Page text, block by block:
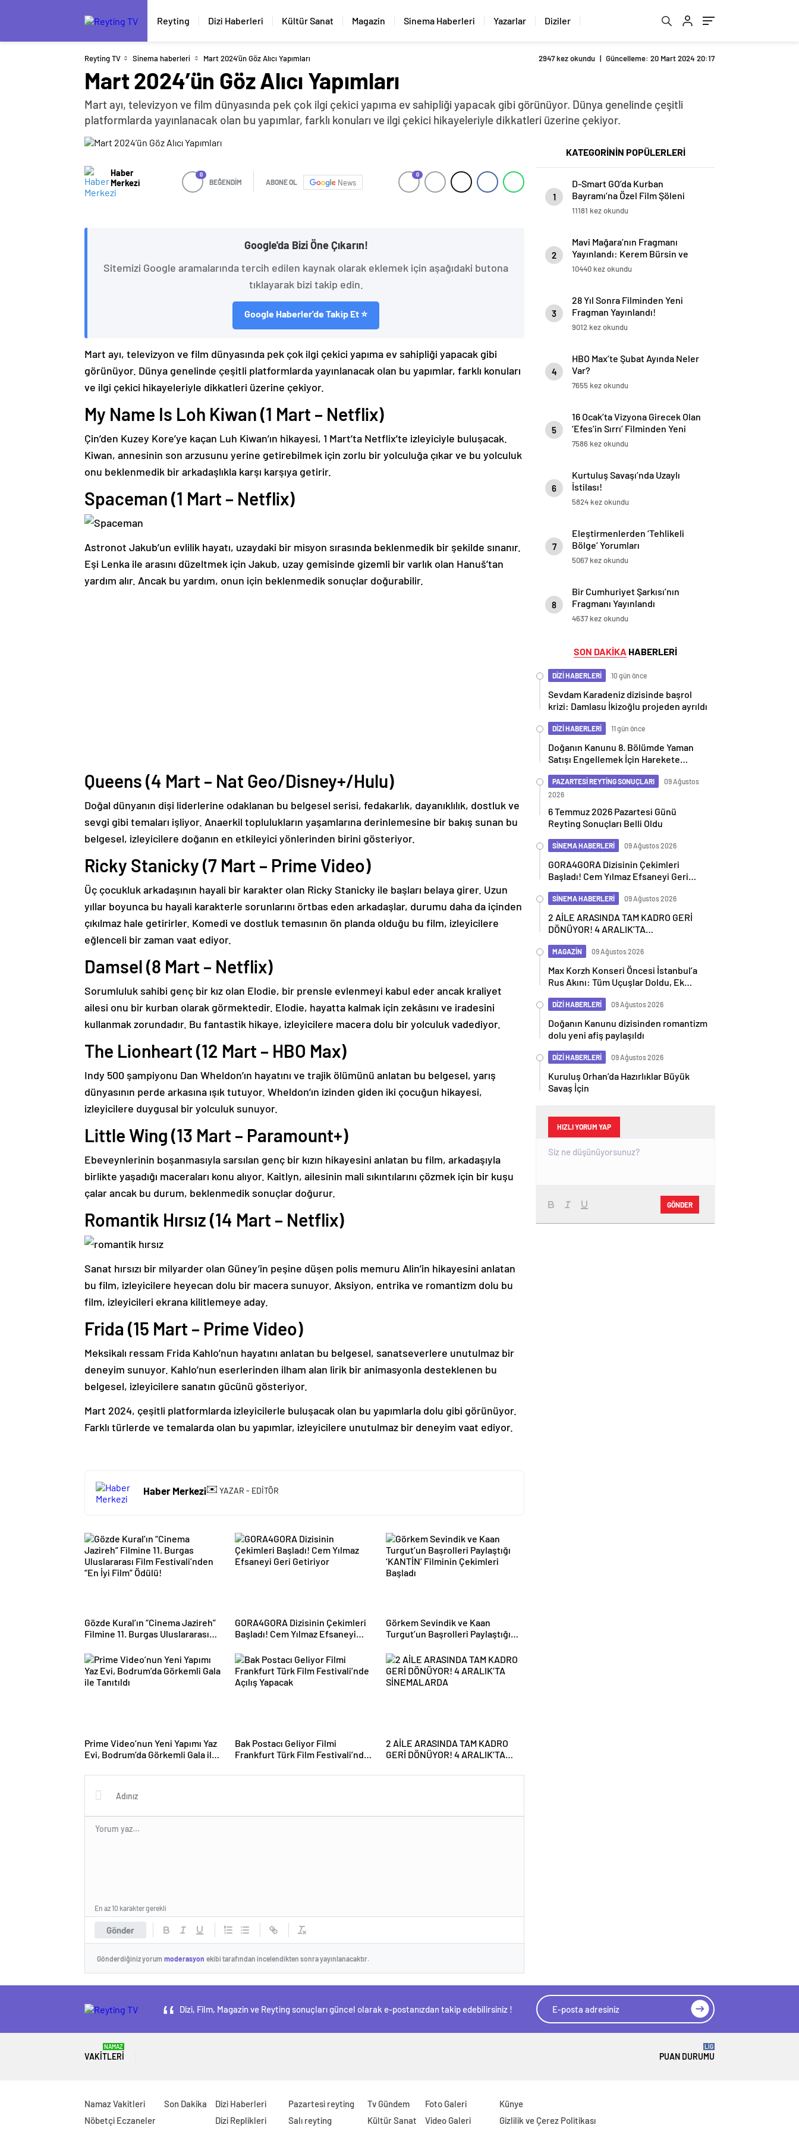
Reyting Dizi Haberleri Kültür Sanat Magazin Sinema Haberleri Yazarlar Diziler
Reyting TV Sinema haberleri Mart 2024’ün Göz Alıcı Yapımları 2947 kez okundu | Güncelleme: 20 Mart 2024 20:17
Mart 2024’ün Göz Alıcı Yapımları
Mart ayı, televizyon ve film dünyasında pek çok ilgi çekici yapıma ev sahipliği yapacak gibi görünüyor. Dünya genelinde çeşitli
platformlarda yayınlanacak olan bu yapımlar, farklı konuları ve ilgi çekici hikayeleriyle dikkatleri üzerine çekiyor.
Haber
Merkezi
0
BEĞENDİM ABONE OL News
0
Google'da Bizi Öne Çıkarın!
Sitemizi Google aramalarında tercih edilen kaynak olarak eklemek için aşağıdaki butona
tıklayarak bizi takip edin.
Google Haberler'de Takip Et ⭐
Mart ayı, televizyon ve film dünyasında pek çok ilgi çekici yapıma ev sahipliği yapacak gibi
görünüyor. Dünya genelinde çeşitli platformlarda yayınlanacak olan bu yapımlar, farklı konuları
ve ilgi çekici hikayeleriyle dikkatleri üzerine çekiyor.
My Name Is Loh Kiwan (1 Mart – Netflix)
Çin’den Kuzey Kore’ye kaçan Luh Kiwan’ın hikayesi, 1 Mart’ta Netflix’te izleyiciyle buluşacak.
Kiwan, annesinin son arzusunu yerine getirebilmek için zorlu bir yolculuğa çıkar ve bu yolculuk
onu beklenmedik bir arkadaşlıkla karşı karşıya getirir.
Spaceman (1 Mart – Netflix)
Astronot Jakub’un evlilik hayatı, uzaydaki bir misyon sırasında beklenmedik bir şekilde sınanır.
Eşi Lenka ile arasını düzeltmek için Jakub, uzay gemisinde gizemli bir varlık olan Hanuš’tan
yardım alır. Ancak bu yardım, onun için beklenmedik sonuçlar doğurabilir.
Queens (4 Mart – Nat Geo/Disney+/Hulu)
Doğal dünyanın dişi liderlerine odaklanan bu belgesel serisi, fedakarlık, dayanıklılık, dostluk ve
sevgi gibi temaları işliyor. Anaerkil toplulukların yaşamlarına derinlemesine bir bakış sunan bu
belgesel, izleyicilere doğanın en etkileyici yönlerinden birini gösteriyor.
Ricky Stanicky (7 Mart – Prime Video)
Üç çocukluk arkadaşının hayali bir karakter olan Ricky Stanicky ile başları belaya girer. Uzun
yıllar boyunca bu hayali karakterle sorunlarını örtbas eden arkadaşlar, durumu daha da içinden
çıkılmaz hale getirirler. Komedi ve dostluk temasının ön planda olduğu bu film, izleyicilere
eğlenceli bir zaman vaat ediyor.
Damsel (8 Mart – Netflix)
Sorumluluk sahibi genç bir kız olan Elodie, bir prensle evlenmeyi kabul eder ancak kraliyet
ailesi onu bir kurban olarak görmektedir. Elodie, hayatta kalmak için zekâsını ve iradesini
kullanmak zorundadır. Bu fantastik hikaye, izleyicilere macera dolu bir yolculuk vadediyor.
The Lionheart (12 Mart – HBO Max)
Indy 500 şampiyonu Dan Wheldon’ın hayatını ve trajik ölümünü anlatan bu belgesel, yarış
dünyasının perde arkasına ışık tutuyor. Wheldon’ın izinden giden iki çocuğun hikayesi,
izleyicilere duygusal bir yolculuk sunuyor.
Little Wing (13 Mart – Paramount+)
Ebeveynlerinin boşanmasıyla sarsılan genç bir kızın hikayesini anlatan bu film, arkadaşıyla
birlikte yaşadığı maceraları konu alıyor. Kaitlyn, ailesinin mali sıkıntılarını çözmek için bir kuşu
çalar ancak bu durum, beklenmedik sonuçlar doğurur.
Romantik Hırsız (14 Mart – Netflix)
Sanat hırsızı bir milyarder olan Güney’in peşine düşen polis memuru Alin’in hikayesini anlatan
bu film, izleyicilere heyecan dolu bir macera sunuyor. Aksiyon, entrika ve romantizm dolu bu
film, izleyicileri ekrana kilitlemeye aday.
Frida (15 Mart – Prime Video)
Meksikalı ressam Frida Kahlo’nun hayatını anlatan bu belgesel, sanatseverlere unutulmaz bir
deneyim sunuyor. Kahlo’nun eserlerinden ilham alan lirik bir animasyonla desteklenen bu
belgesel, izleyicilere sanatın gücünü gösteriyor.
Mart 2024, çeşitli platformlarda izleyicilerle buluşacak olan bu yapımlarla dolu gibi görünüyor.
Farklı türlerde ve temalarda olan bu yapımlar, izleyicilere unutulmaz bir deneyim vaat ediyor.
Haber Merkezi✉️ YAZAR - EDİTÖR
Gözde Kural’ın “Cinema Jazireh”
Filmine 11. Burgas Uluslararası
Ödülü!
GORA4GORA Dizisinin Çekimleri
Başladı! Cem Yılmaz Efsaneyi
Görkem Sevindik ve Kaan
Turgut’un Başrolleri Paylaştığı
Başladı
Prime Video’nun Yeni Yapımı Yaz
Evi, Bodrum’da Görkemli Gala ile
Bak Postacı Geliyor Filmi
Frankfurt Türk Film Festivali’nde
2 AİLE ARASINDA TAM KADRO
GERİ DÖNÜYOR! 4 ARALIK’TA
Gönder
En az 10 karakter gerekli
Gönderdiğiniz yorum moderasyon ekibi tarafından incelendikten sonra yayınlanacaktır.
KATEGORİNİN POPÜLERLERİ
1
D-Smart GO’da Kurban
Bayramı’na Özel Film Şöleni
11181 kez okundu
2
Mavi Mağara’nın Fragmanı
Yayınlandı: Kerem Bürsin ve
Devrim Özkan’ın Başrolde
10440 kez okundu
3
28 Yıl Sonra Filminden Yeni
Fragman Yayınlandı!
9012 kez okundu
4
HBO Max’te Şubat Ayında Neler
Var?
7655 kez okundu
5
16 Ocak’ta Vizyona Girecek Olan
‘Efes’in Sırrı’ Filminden Yeni
Fragman Yayınlandı!
7586 kez okundu
6
Kurtuluş Savaşı’nda Uzaylı
İstilası!
5824 kez okundu
7
Eleştirmenlerden ‘Tehlikeli
Bölge’ Yorumları
5067 kez okundu
8
Bir Cumhuriyet Şarkısı’nın
Fragmanı Yayınlandı
4637 kez okundu
SON DAKİKA HABERLERİ
DİZİ HABERLERİ 10 gün önce
Sevdam Karadeniz dizisinde başrol
krizi: Damlasu İkizoğlu projeden ayrıldı
DİZİ HABERLERİ 11 gün önce
Doğanın Kanunu 8. Bölümde Yaman
Satışı Engellemek İçin Harekete
PAZARTESİ REYTİNG SONUÇLARI
09 Ağustos
2026
6 Temmuz 2026 Pazartesi Günü
Reyting Sonuçları Belli Oldu
SİNEMA HABERLERİ 09 Ağustos 2026
GORA4GORA Dizisinin Çekimleri
Başladı! Cem Yılmaz Efsaneyi Geri
SİNEMA HABERLERİ 09 Ağustos 2026
2 AİLE ARASINDA TAM KADRO GERİ
DÖNÜYOR! 4 ARALIK’TA
MAGAZİN 09 Ağustos 2026
Max Korzh Konseri Öncesi İstanbul’a
Rus Akını: Tüm Uçuşlar Doldu, Ek
DİZİ HABERLERİ 09 Ağustos 2026
Doğanın Kanunu dizisinden romantizm
dolu yeni afiş paylaşıldı
DİZİ HABERLERİ 09 Ağustos 2026
Kuruluş Orhan’da Hazırlıklar Büyük
Savaş İçin
HIZLI YORUM YAP
GÖNDER
Dizi, Film, Magazin ve Reyting sonuçları güncel olarak e-postanızdan takip edebilirsiniz !
VAKITLERI
NAMAZ
PUAN DURUMU
LİG
Namaz Vakitleri
Nöbetçi Eczaneler
Son Dakika
Dizi Haberleri
Dizi Replikleri
Pazartesi reyting
Salı reyting
Tv Gündem
Kültür Sanat
Foto Galeri
Video Galeri
Künye
Gizlilik ve Çerez Politikası